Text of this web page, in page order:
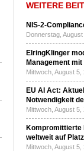
WEITERE
NIS-2-
Donnerstag,
ElringKlinger
Management
Mittwoch, August
EU AI Act:
Notwendigkeit
Mittwoch, August
Kompromittierte
weltweit auf
Mittwoch, August